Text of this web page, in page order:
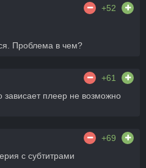
+52
Проблема в чем?
+61
зависает плеер не возможно
+69
с субтитрами